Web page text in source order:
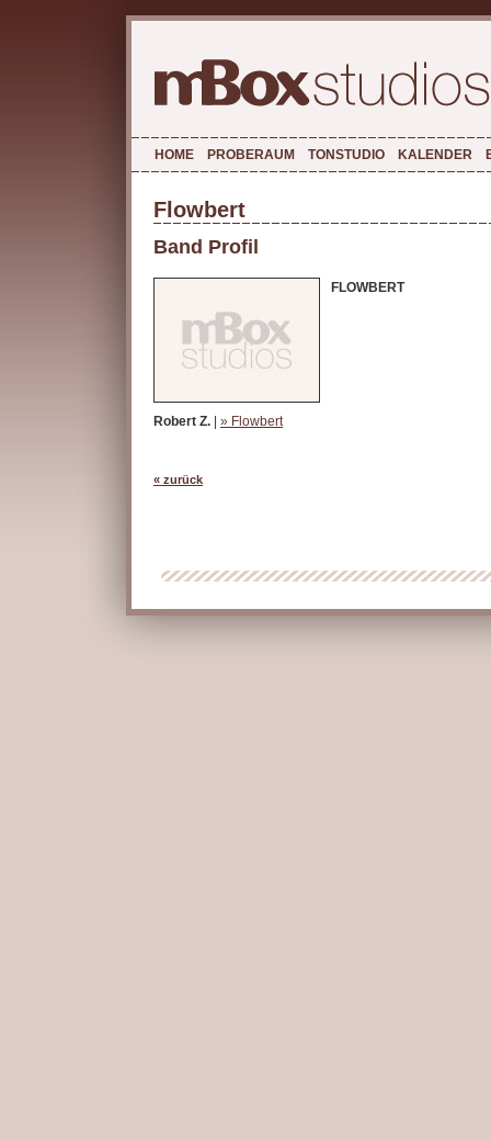
HOME PROBERAUM TONSTUDIO KALENDER
Flowbert
Band Profil
FLOWBERT
Robert Z. » Flowbert
« zurück